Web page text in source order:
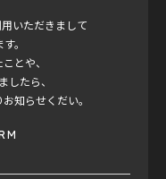
いただきまして
。
とや、
したら、
知らせくだい。